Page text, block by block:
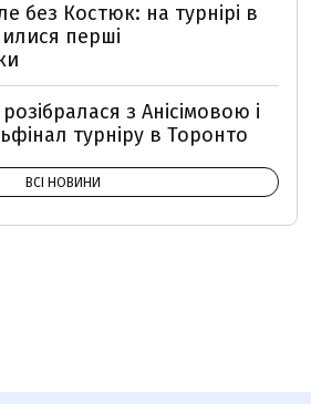
без Костюк: на турнірі в
перші
з Анісімовою і
турніру в Торонто
ВСІ НОВИНИ